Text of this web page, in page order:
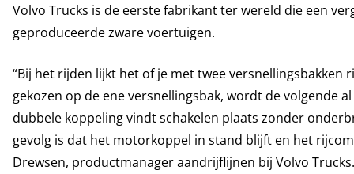
Volvo Trucks is de eerste fabrikant ter wereld die een
geproduceerde zware voertuigen.
“Bij het rijden lijkt het of je met twee versnellingsbakken
gekozen op de ene versnellingsbak, wordt de volgende
dubbele koppeling vindt schakelen plaats zonder
gevolg is dat het motorkoppel in stand blijft en het
Drewsen, productmanager aandrijflijnen bij Volvo Trucks.